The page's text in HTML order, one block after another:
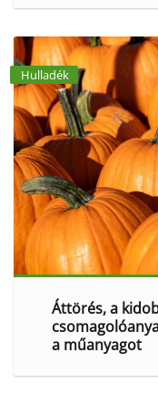
Hulladék
Áttörés, a
a műanyagot